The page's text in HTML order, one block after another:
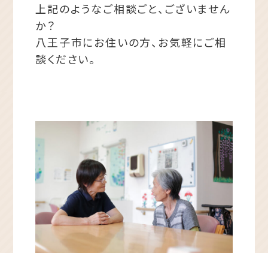
上記のようなご相談ごと、ございません
か？
八王子市にお住いの方、お気軽にご相
談ください。